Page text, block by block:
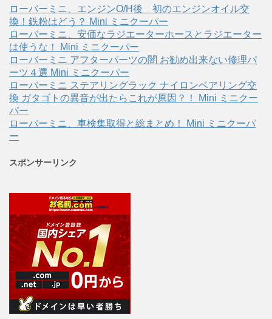
ローバーミニ、エンジンO/H後 初のエンジンオイル交
換！鉄粉はどう？ Mini ミニクーパー
ローバーミニ、安価なラジエーターホースとラジエーター
は使うな！ Mini ミニクーパー
ローバーミニ アフターパーツの闇 お勧め出来ない修理パ
ーツ４選 Mini ミニクーパー
ローバーミニ ステアリングラック ナイロンベアリング交
換 ガタゴトの異音が出たらこれが原因？！ Mini ミニクー
パー
ローバーミニ、車検集取得と総まとめ！ Mini ミニクーパ
ー
スポンサーリンク